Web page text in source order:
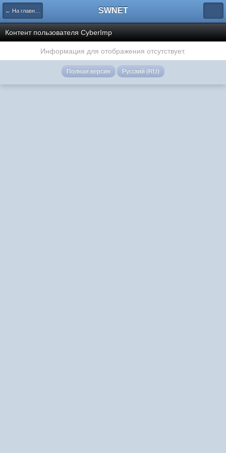
← На главную страницу SWNET
Контент пользователя CyberImp
Информация для отображения отсутствует.
Полная версия Русский (RU)